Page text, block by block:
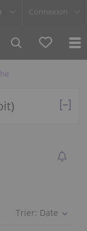
Connexion
Trier: Date